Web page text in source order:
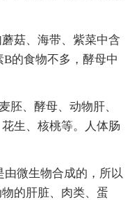
菇、海带、紫菜中含
的食物不多，酵母中
胚、酵母、动物肝、
生、核桃等。人体肠
微生物合成的，所以
的肝脏、肉类、蛋